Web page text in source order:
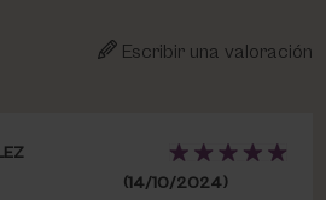
Escribir una valoración
(14/10/2024)